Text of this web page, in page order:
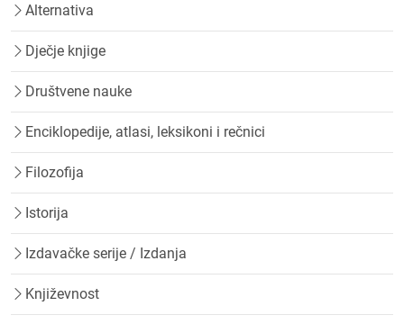
Alternativa
Dječje knjige
Društvene nauke
Enciklopedije, atlasi, leksikoni i rečnici
Filozofija
Istorija
Izdavačke serije / Izdanja
Književnost